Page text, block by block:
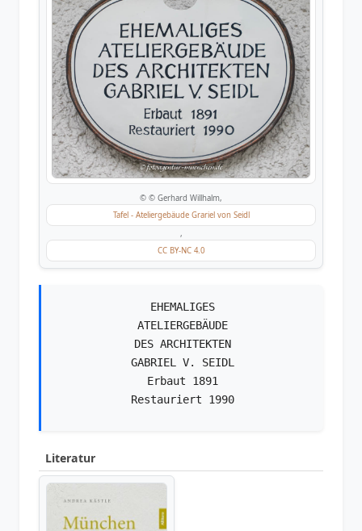
© © Gerhard Willhalm,
Tafel - Ateliergebäude Grariel von Seidl
,
CC BY-NC 4.0
EHEMALIGES
ATELIERGEBÄUDE
DES ARCHITEKTEN
GABRIEL V. SEIDL
Erbaut 1891
Restauriert 1990
Literatur